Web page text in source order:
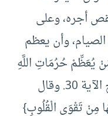
أجره، وعلى
وأن يعظم
يُعَظِّمْ حُرُمَاتِ اللَّهِ
فَهُوَ خَيْرٌ لَهُ عِنْدَ رَبِّهِ} سورة الحج الآية 30. وقال
مِنْ تَقْوَى الْقُلُوبِ}